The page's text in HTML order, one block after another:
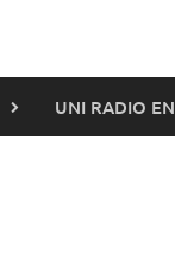
UNI RADIO